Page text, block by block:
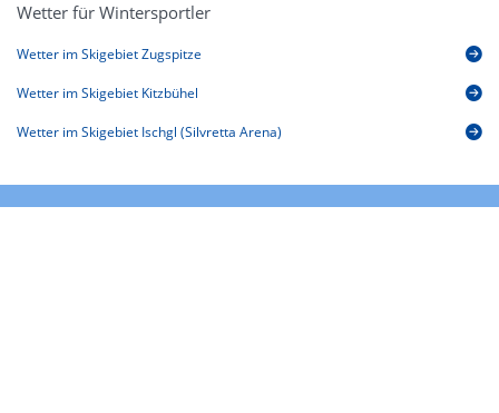
Wetter für Wintersportler
Wetter im Skigebiet Zugspitze
Wetter im Skigebiet Kitzbühel
Wetter im Skigebiet Ischgl (Silvretta Arena)